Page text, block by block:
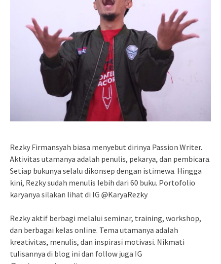
Rezky Firmansyah biasa menyebut dirinya Passion Writer.
Aktivitas utamanya adalah penulis, pekarya, dan pembicara.
Setiap bukunya selalu dikonsep dengan istimewa. Hingga
kini, Rezky sudah menulis lebih dari 60 buku. Portofolio
karyanya silakan lihat di IG @KaryaRezky
Rezky aktif berbagi melalui seminar, training, workshop,
dan berbagai kelas online. Tema utamanya adalah
kreativitas, menulis, dan inspirasi motivasi. Nikmati
tulisannya di blog ini dan follow juga IG